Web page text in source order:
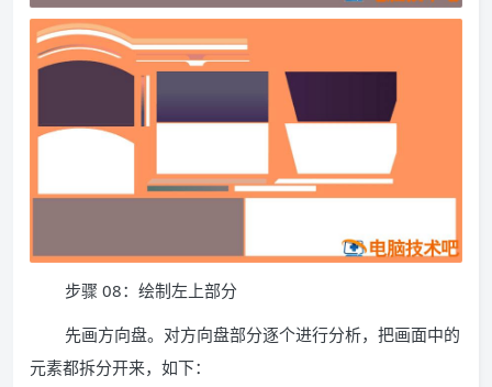
步骤 08：绘制左上部分
先画方向盘。对方向盘部分逐个进行分析，把画面中的
元素都拆分开来，如下：